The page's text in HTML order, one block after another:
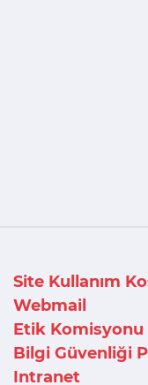
Site Kullanım
Webmail
Etik Komisyonu
Bilgi Güvenliği
Intranet